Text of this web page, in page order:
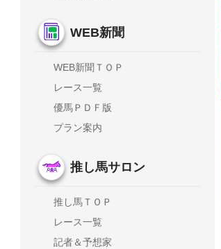
WEB新聞
WEB新聞ＴＯＰ
レース一覧
優馬ＰＤＦ版
プラン案内
推し馬サロン
推し馬ＴＯＰ
レース一覧
記者＆予想家